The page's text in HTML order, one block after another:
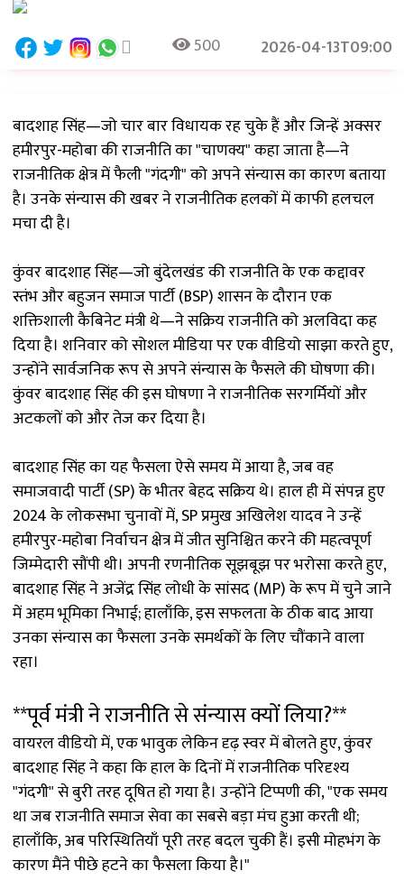
500 2026-04-13T09:00
बादशाह सिंह—जो चार बार विधायक रह चुके हैं और जिन्हें अक्सर
हमीरपुर-महोबा की राजनीति का "चाणक्य" कहा जाता है—ने
राजनीतिक क्षेत्र में फैली "गंदगी" को अपने संन्यास का कारण बताया
है। उनके संन्यास की खबर ने राजनीतिक हलकों में काफी हलचल
मचा दी है।
कुंवर बादशाह सिंह—जो बुंदेलखंड की राजनीति के एक कद्दावर
स्तंभ और बहुजन समाज पार्टी (BSP) शासन के दौरान एक
शक्तिशाली कैबिनेट मंत्री थे—ने सक्रिय राजनीति को अलविदा कह
दिया है। शनिवार को सोशल मीडिया पर एक वीडियो साझा करते हुए,
उन्होंने सार्वजनिक रूप से अपने संन्यास के फैसले की घोषणा की।
कुंवर बादशाह सिंह की इस घोषणा ने राजनीतिक सरगर्मियों और
अटकलों को और तेज कर दिया है।
बादशाह सिंह का यह फैसला ऐसे समय में आया है, जब वह
समाजवादी पार्टी (SP) के भीतर बेहद सक्रिय थे। हाल ही में संपन्न हुए
2024 के लोकसभा चुनावों में, SP प्रमुख अखिलेश यादव ने उन्हें
हमीरपुर-महोबा निर्वाचन क्षेत्र में जीत सुनिश्चित करने की महत्वपूर्ण
जिम्मेदारी सौंपी थी। अपनी रणनीतिक सूझबूझ पर भरोसा करते हुए,
बादशाह सिंह ने अजेंद्र सिंह लोधी के सांसद (MP) के रूप में चुने जाने
में अहम भूमिका निभाई; हालाँकि, इस सफलता के ठीक बाद आया
उनका संन्यास का फैसला उनके समर्थकों के लिए चौंकाने वाला
रहा।
**पूर्व मंत्री ने राजनीति से संन्यास क्यों लिया?**
वायरल वीडियो में, एक भावुक लेकिन दृढ़ स्वर में बोलते हुए, कुंवर
बादशाह सिंह ने कहा कि हाल के दिनों में राजनीतिक परिदृश्य
"गंदगी" से बुरी तरह दूषित हो गया है। उन्होंने टिप्पणी की, "एक समय
था जब राजनीति समाज सेवा का सबसे बड़ा मंच हुआ करती थी;
हालाँकि, अब परिस्थितियाँ पूरी तरह बदल चुकी हैं। इसी मोहभंग के
कारण मैंने पीछे हटने का फैसला किया है।"